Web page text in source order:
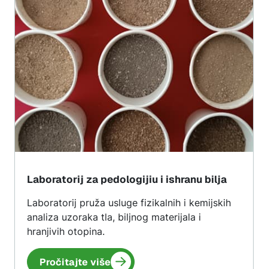
Laboratorij za pedologijiu i ishranu bilja
Laboratorij pruža usluge fizikalnih i kemijskih
analiza uzoraka tla, biljnog materijala i
hranjivih otopina.
Pročitajte više